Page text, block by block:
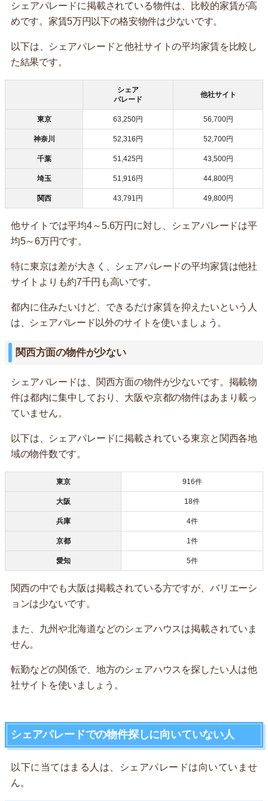
シェアパレードに掲載されている物件は、比較的家賃が高
めです。家賃5万円以下の格安物件は少ないです。
以下は、シェアパレードと他社サイトの平均家賃を比較し
た結果です。
シェア
パレード
他社サイト
東京 63,250円 56,700円
神奈川 52,316円 52,700円
千葉 51,425円 43,500円
埼玉 51,916円 44,800円
関西 43,791円 49,800円
他サイトでは平均4～5.6万円に対し、シェアパレードは平
均5～6万円です。
特に東京は差が大きく、シェアパレードの平均家賃は他社
サイトよりも約7千円も高いです。
都内に住みたいけど、できるだけ家賃を抑えたいという人
は、シェアパレード以外のサイトを使いましょう。
関西方面の物件が少ない
シェアパレードは、関西方面の物件が少ないです。掲載物
件は都内に集中しており、大阪や京都の物件はあまり載っ
ていません。
以下は、シェアパレードに掲載されている東京と関西各地
域の物件数です。
東京 916件
大阪 18件
兵庫 4件
京都 1件
愛知 5件
関西の中でも大阪は掲載されている方ですが、バリエーシ
ョンは少ないです。
また、九州や北海道などのシェアハウスは掲載されていま
せん。
転勤などの関係で、地方のシェアハウスを探したい人は他
社サイトを使いましょう。
シェアパレードでの物件探しに向いていない人
以下に当てはまる人は、シェアパレードは向いていませ
ん。